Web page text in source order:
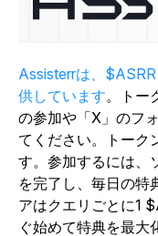
Assisterrは、
供しています。トー
の参加や「X」のフ
てください。トーク
す。参加するには、
を完了し、毎日の特
アはクエリごとに1
ぐ始めて特典を最大